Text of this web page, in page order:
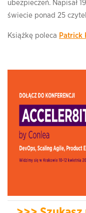
ubezpieczeń. Napisał
świecie ponad 25
Książkę poleca Patrick